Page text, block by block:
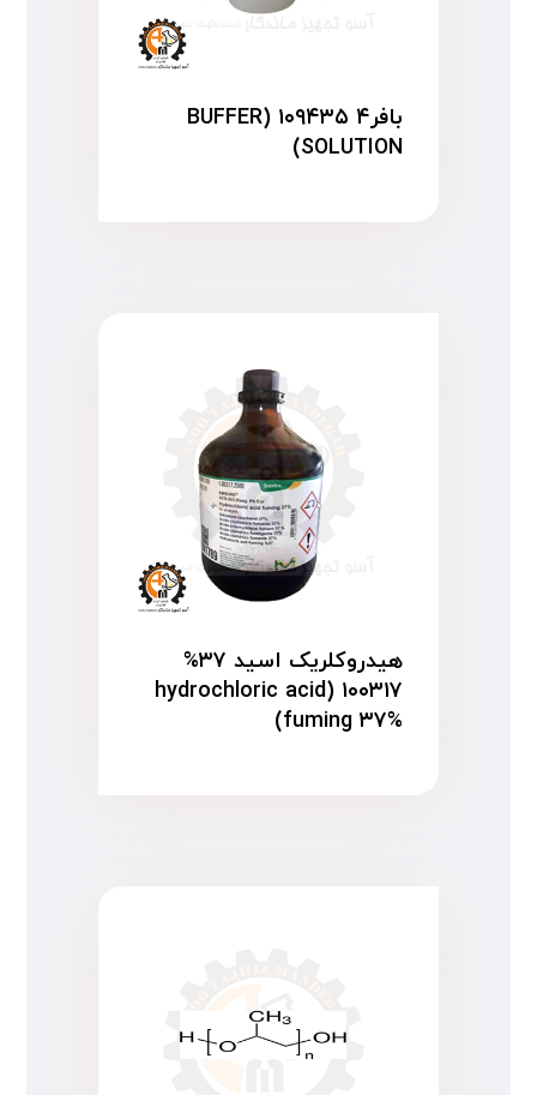
بافر۴ ۱۰۹۴۳۵ (BUFFER
SOLUTION)
هیدروکلریک اسید ۳۷%
۱۰۰۳۱۷ (hydrochloric acid
fuming ۳۷%)